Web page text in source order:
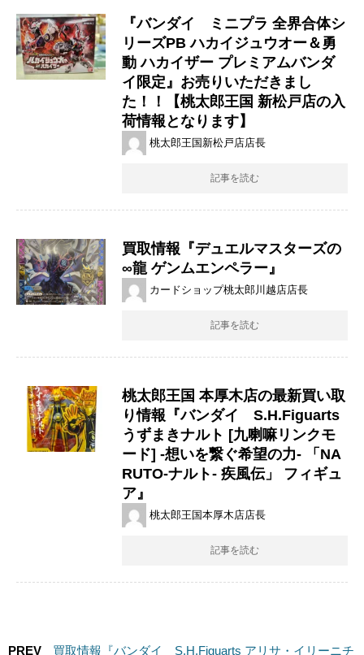
『バンダイ ミニプラ ​全界合体シ
リーズPB ​ハカイジュウオー＆勇
動 ​ハカイザー ​プレミアムバンダ
イ限定』お売りいただきまし
た！！【桃太郎王国 新松戸店の入
荷情報となります】
桃太郎王国新松戸店店長
記事を読む
買取情報『デュエルマスターズの
∞龍 ​ゲンムエンペラー』
カードショップ桃太郎川越店店長
記事を読む
桃太郎王国 本厚木店の最新買い取
り情報『バンダイ S.H.Figuarts
うずまきナルト [九喇嘛リンクモ
ード] -想いを繋ぐ希望の力- 「NA
RUTO-ナルト- 疾風伝」 フィギュ
ア』
桃太郎王国本厚木店店長
記事を読む
PREV 買取情報『バンダイ S.H.Figuarts ​アリサ・イリーニチ